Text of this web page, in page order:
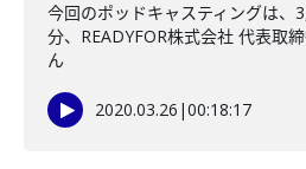
今回のポッドキャスティングは、
分、READYFOR株式会社 代表取
ん
2020.03.26 |00:18:17